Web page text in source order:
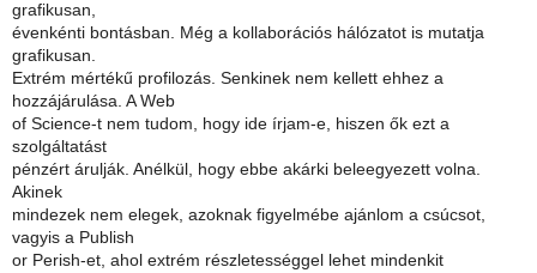
grafikusan,
évenkénti bontásban. Még a kollaborációs hálózatot is mutatja
grafikusan.
Extrém mértékű profilozás. Senkinek nem kellett ehhez a
hozzájárulása. A Web
of Science-t nem tudom, hogy ide írjam-e, hiszen ők ezt a
szolgáltatást
pénzért árulják. Anélkül, hogy ebbe akárki beleegyezett volna.
Akinek
mindezek nem elegek, azoknak figyelmébe ajánlom a csúcsot,
vagyis a Publish
or Perish-et, ahol extrém részletességgel lehet mindenkit